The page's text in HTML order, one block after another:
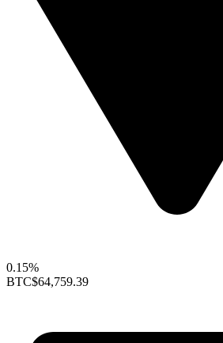
0.15%
BTC$64,759.39